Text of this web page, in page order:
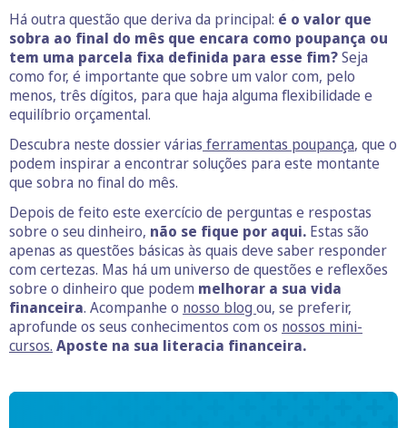
Há outra questão que deriva da principal: é o valor que
sobra ao final do mês que encara como poupança ou
tem uma parcela fixa definida para esse fim?Seja
como for, é importante que sobre um valor com, pelo
menos, três dígitos, para que haja alguma flexibilidade e
equilíbrio orçamental.
Descubra neste dossier várias ferramentas poupança, que o
podem inspirar a encontrar soluções para este montante
que sobra no final do mês.
Depois de feito este exercício de perguntas e respostas
sobre o seu dinheiro, não se fique por aqui. Estas são
apenas as questões básicas às quais deve saber responder
com certezas. Mas há um universo de questões e reflexões
sobre o dinheiro que podem melhorar a sua vida
financeira. Acompanhe o nosso blog ou, se preferir,
aprofunde os seus conhecimentos com os nossos mini-
cursos. Aposte na sua literacia financeira.